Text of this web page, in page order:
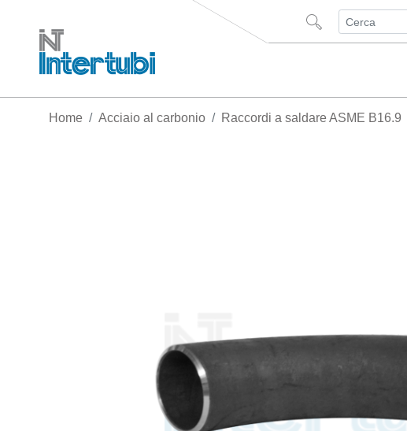
Home Acciaio al carbonio Raccordi a saldare ASME B16.9